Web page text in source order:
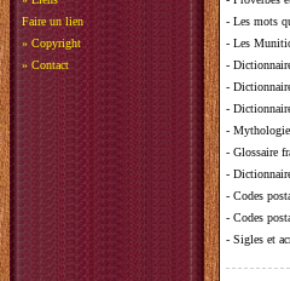
Faire un lien
» Copyright
» Contact
- Les mots
- Les
-
-
-
- Mythologie
- Glossaire
-
- Codes
- Codes
- Sigles et